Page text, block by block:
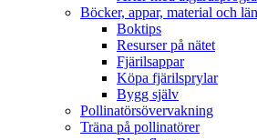
Böcker, appar, material och
Boktips
Resurser på nätet
Fjärilsappar
Köpa fjärilsprylar
Bygg själv
Pollinatörsövervakning
Träna på pollinatörer